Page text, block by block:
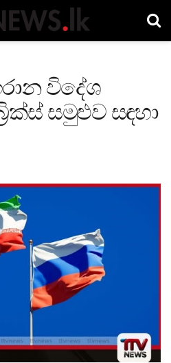
විදේශ
සමුළුව සඳහා